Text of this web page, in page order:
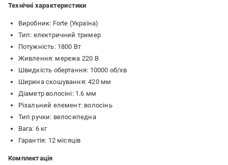
Технічні характеристики
Виробник: Forte (Україна)
Тип: електричний тример
Потужність: 1800 Вт
Живлення: мережа 220 В
Швидкість обертання: 10000 об/хв
Ширина скошування: 420 мм
Діаметр волосіні: 1.6 мм
Різальний елемент: волосінь
Тип ручки: велосипедна
Вага: 6 кг
Гарантія: 12 місяців
Комплектація